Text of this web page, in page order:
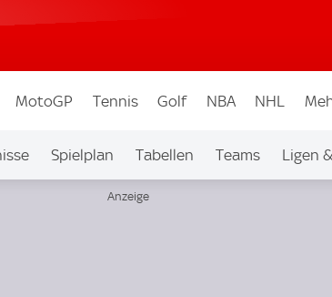
MotoGP Tennis Golf NBA NHL
Spielplan Tabellen Teams Ligen